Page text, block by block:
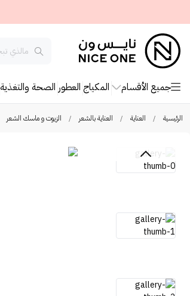
جميع الأقسام المكياج العطور الصحة والتغذية
الرئيسية / العناية / العناية بالشعر / الزيوت و ماسك الشعر